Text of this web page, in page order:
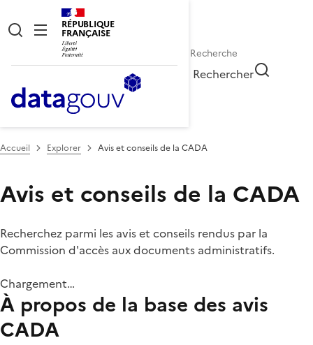
RÉPUBLIQUE
FRANÇAISE
Rechercher
Accueil Explorer Avis et conseils de la CADA
Avis et conseils de la CADA
Recherchez parmi les avis et conseils rendus par la
Commission d'accès aux documents administratifs.
Chargement…
À propos de la base des avis
CADA